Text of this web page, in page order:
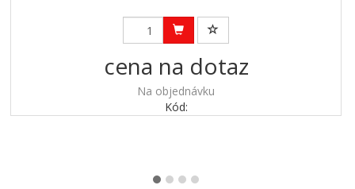
cena na dotaz
Na objednávku
Kód: